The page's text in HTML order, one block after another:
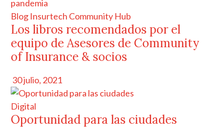
Blog Insurtech Community Hub
Los libros recomendados por el
equipo de Asesores de Community
of Insurance & socios
30 julio, 2021
Digital
Oportunidad para las ciudades